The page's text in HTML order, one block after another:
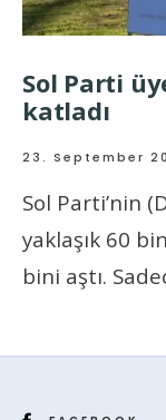
Sol Parti
katladı
23. September
Sol Parti’nin
yaklaşık 60
bini aştı.